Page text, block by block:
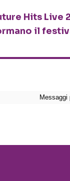
Hits Live
il